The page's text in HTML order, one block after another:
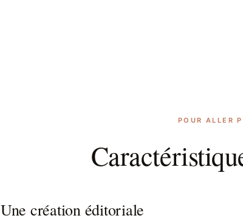
POUR ALLER
Une création éditoriale